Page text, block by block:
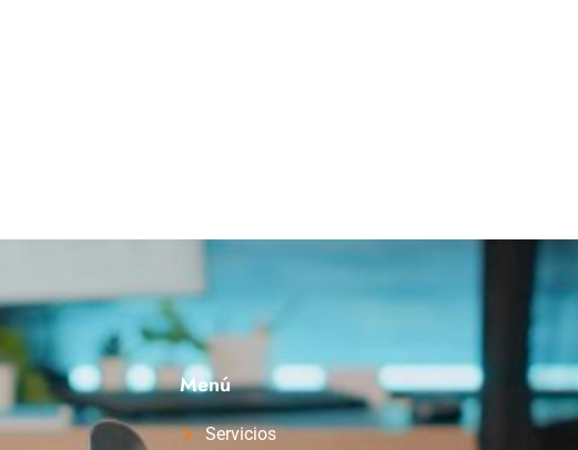
Menú
Servicios